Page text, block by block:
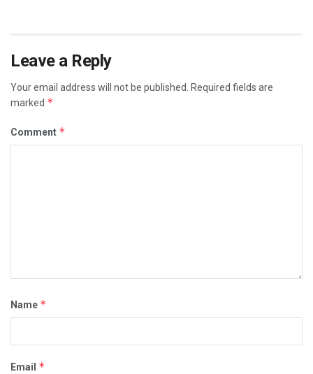
Leave a Reply
Your email address will not be published.
Required fields are
marked *
Comment *
Name *
Email *